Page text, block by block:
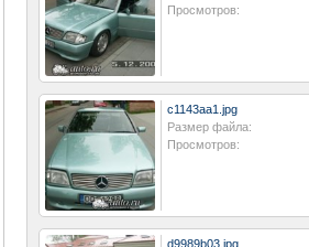
Просмотров:
c1143aa1.jpg
Размер файла:
Просмотров:
d9989b03.jpg